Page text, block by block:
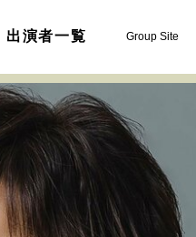
出演者一覧 Group Site